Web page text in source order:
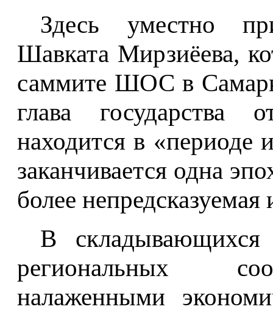
Здесь уместно
Шавката Мирзиёева,
саммите ШОС в
глава государства
находится в «периоде
заканчивается одна
более непредсказуемая
В складывающихся
региональных
налаженными